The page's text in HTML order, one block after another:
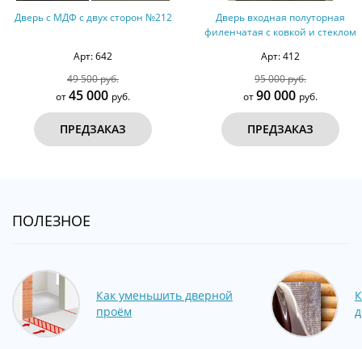
Дверь с МДФ с двух сторон №212
Арт: 642
49 500 руб.
от45 000 руб.
ПРЕДЗАКАЗ
Дверь входная полуторная
филенчатая с ковкой и стеклом
Арт: 412
95 000 руб.
от90 000 руб.
ПРЕДЗАКАЗ
ПОЛЕЗНОЕ
Как уменьшить дверной
проём